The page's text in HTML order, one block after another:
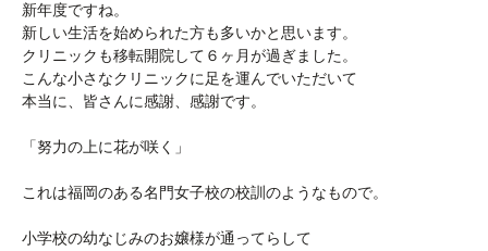
新年度ですね。
新しい生活を始められた方も多いかと思います。
クリニックも移転開院して６ヶ月が過ぎました。
こんな小さなクリニックに足を運んでいただいて
本当に、皆さんに感謝、感謝です。
「努力の上に花が咲く」
これは福岡のある名門女子校の校訓のようなもので。
小学校の幼なじみのお嬢様が通ってらして